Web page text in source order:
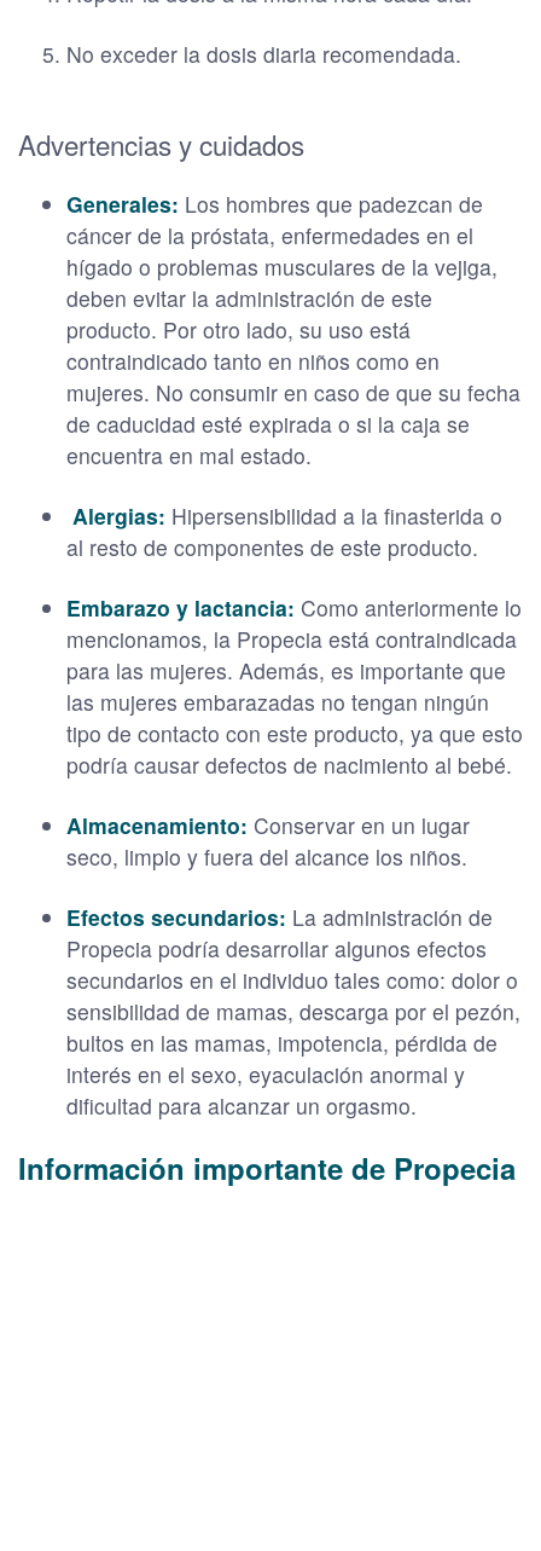
No exceder la dosis diaria recomendada.
Advertencias y cuidados
Generales: Los hombres que padezcan de
cáncer de la próstata, enfermedades en el
hígado o problemas musculares de la vejiga,
deben evitar la administración de este
producto. Por otro lado, su uso está
contraindicado tanto en niños como en
mujeres. No consumir en caso de que su fecha
de caducidad esté expirada o si la caja se
encuentra en mal estado.
Alergias: Hipersensibilidad a la finasterida o
al resto de componentes de este producto.
Embarazo y lactancia: Como anteriormente lo
mencionamos, la Propecia está contraindicada
para las mujeres. Además, es importante que
las mujeres embarazadas no tengan ningún
tipo de contacto con este producto, ya que esto
podría causar defectos de nacimiento al bebé.
Almacenamiento: Conservar en un lugar
seco, limpio y fuera del alcance los niños.
Efectos secundarios: La administración de
Propecia podría desarrollar algunos efectos
secundarios en el individuo tales como: dolor o
sensibilidad de mamas, descarga por el pezón,
bultos en las mamas, impotencia, pérdida de
interés en el sexo, eyaculación anormal y
dificultad para alcanzar un orgasmo.
Información importante de Propecia